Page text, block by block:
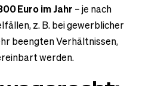
Euro im Jahr – je nach
z. B. bei gewerblicher
beengten Verhältnissen,
werden.